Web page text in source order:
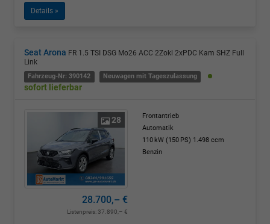
Details »
Seat Arona FR 1.5 TSI DSG Mo26 ACC 2Zokl 2xPDC Kam SHZ Full
Link
Fahrzeug-Nr: 390142 Neuwagen mit Tageszulassung
sofort lieferbar
28
Frontantrieb
Automatik
110 kW (150 PS) 1.498 ccm
Benzin
28.700,– €
Listenpreis:37.890,– €